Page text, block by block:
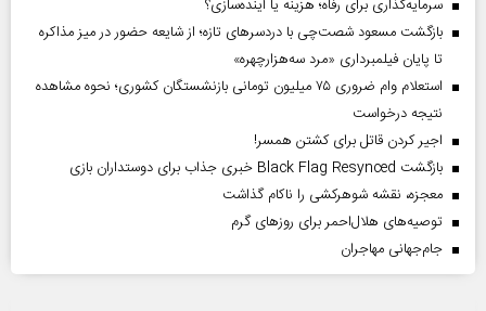
سرمایه‌گذاری برای رفاه؛ هزینه یا آینده‌سازی؟
بازگشت مسعود شصت‌چی با دردسر‌های تازه؛ از شایعه حضور در میز مذاکره
تا پایان فیلمبرداری «مرد سه‌هزارچهره»
استعلام وام ضروری ۷۵ میلیون تومانی بازنشستگان کشوری؛ نحوه مشاهده
نتیجه درخواست
اجیر کردن قاتل برای کشتن همسر!
بازگشت Black Flag Resynced خبری جذاب برای دوستداران بازی
معجزه، نقشه شوهرکشی را ناکام گذاشت
توصیه‌های هلال‌احمر برای روز‌های گرم
جام‌جهانی مهاجران